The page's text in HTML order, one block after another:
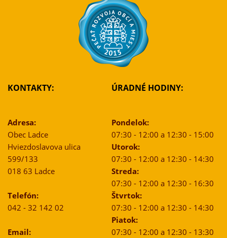
KONTAKTY:
Adresa:
Obec Ladce
Hviezdoslavova ulica
599/133
018 63 Ladce
Telefón:
042 - 32 142 02
Email:
ÚRADNÉ HODINY:
Pondelok:
07:30 - 12:00 a 12:30 - 15:00
Utorok:
07:30 - 12:00 a 12:30 - 14:30
Streda:
07:30 - 12:00 a 12:30 - 16:30
Štvrtok:
07:30 - 12:00 a 12:30 - 14:30
Piatok:
07:30 - 12:00 a 12:30 - 13:30